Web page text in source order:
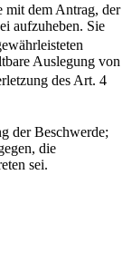
mit dem Antrag, der
aufzuheben. Sie
Auslegung von
des Art. 4
der Beschwerde;
die
sei.